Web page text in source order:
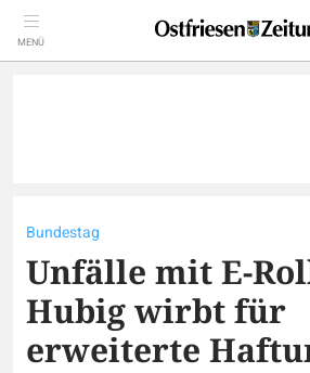
MENÜ
Bundestag
Unfälle mit E-
Hubig wirbt für
erweiterte